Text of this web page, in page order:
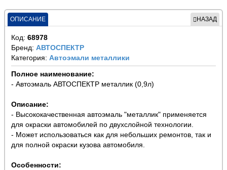
ОПИСАНИЕ НАЗАД
Код: 68978
Бренд: АВТОСПЕКТР
Категория: Автоэмали металлики
Полное наименование:
- Автоэмаль АВТОСПЕКТР металлик (0,9л)
Описание:
- Высококачественная автоэмаль "металлик" применяется
для окраски автомобилей по двухслойной технологии.
- Может использоваться как для небольших ремонтов, так и
для полной окраски кузова автомобиля.
Особенности: